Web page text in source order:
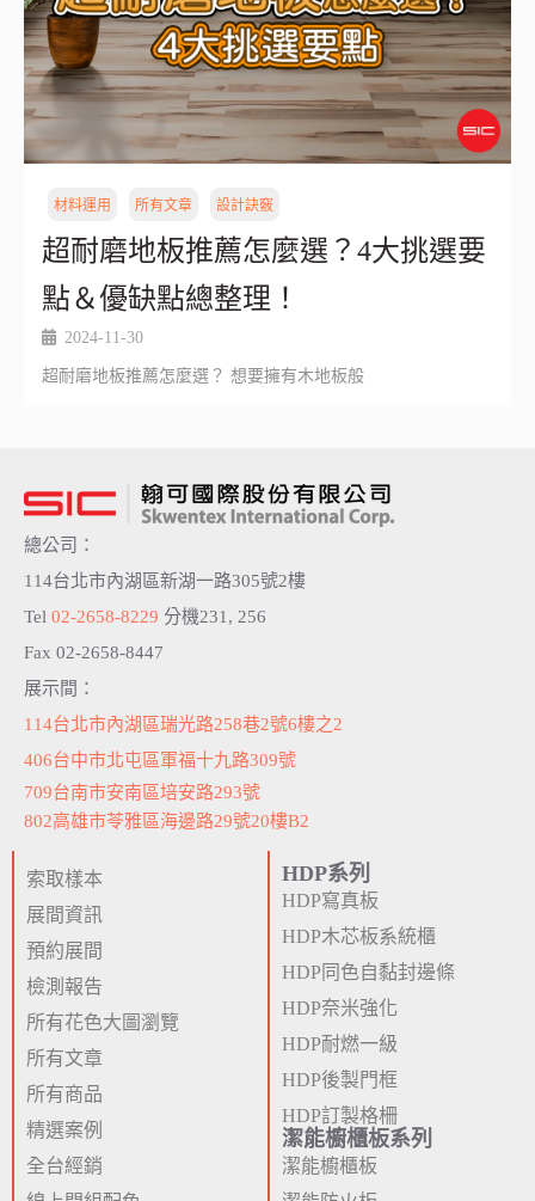
材料運用 所有文章 設計訣竅
超耐磨地板推薦怎麼選？4大挑選要
點＆優缺點總整理！
2024-11-30
超耐磨地板推薦怎麼選？ 想要擁有木地板般
總公司：
114台北市內湖區新湖一路305號2樓
Tel 02-2658-8229 分機231, 256
Fax 02-2658-8447
展示間：
114台北市內湖區瑞光路258巷2號6樓之2
406台中市北屯區軍福十九路309號
709台南市安南區培安路293號
802高雄市苓雅區海邊路29號20樓B2
索取樣本
展間資訊
預約展間
檢測報告
所有花色大圖瀏覽
所有文章
所有商品
精選案例
全台經銷
HDP系列
HDP寫真板
HDP木芯板系統櫃
HDP同色自黏封邊條
HDP奈米強化
HDP耐燃一級
HDP後製門框
HDP訂製格柵
潔能櫥櫃板系列
潔能櫥櫃板